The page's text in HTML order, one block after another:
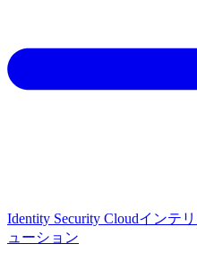
Identity Security Cloudインテ
ューション